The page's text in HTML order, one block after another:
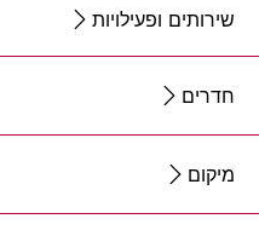
שירותים ופעילויות
חדרים
מיקום